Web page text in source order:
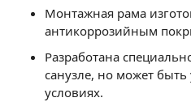
Монтажная рама
антикоррозийным
Разработана
санузле, но может
условиях.